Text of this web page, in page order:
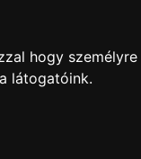
hogy
látogatóink.